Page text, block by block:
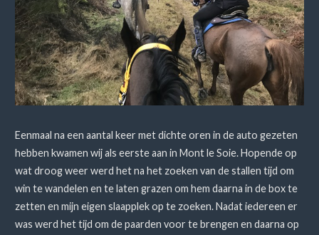
Eenmaal na een aantal keer met dichte oren in de auto gezeten
hebben kwamen wij als eerste aan in Mont le Soie. Hopende op
wat droog weer werd het na het zoeken van de stallen tijd om
win te wandelen en te laten grazen om hem daarna in de box te
zetten en mijn eigen slaapplek op te zoeken. Nadat iedereen er
was werd het tijd om de paarden voor te brengen en daarna op